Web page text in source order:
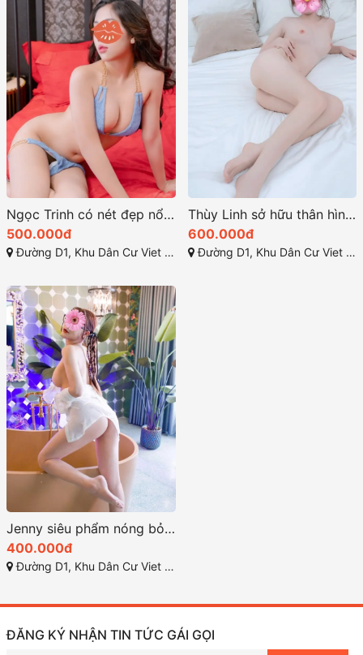
Ngọc Trinh có nét đẹp nổi bật vòng eo thon gọn quyến rũ
500.000đ
Đường D1, Khu Dân Cư Viet Sing, Thuận Giao, Thuận An, Bình Dương
Thùy Linh sở hữu thân hình mảnh mai với dáng chuẩn
600.000đ
Đường D1, Khu Dân Cư Viet Sing, Thuận Giao, Thuận An, Bình Dương
Jenny siêu phẩm nóng bỏng và quyến rũ nhất thuận an
400.000đ
Đường D1, Khu Dân Cư Viet Sing, Thuận Giao, Thuận An, Bình Dương
ĐĂNG KÝ NHẬN TIN TỨC GÁI GỌI